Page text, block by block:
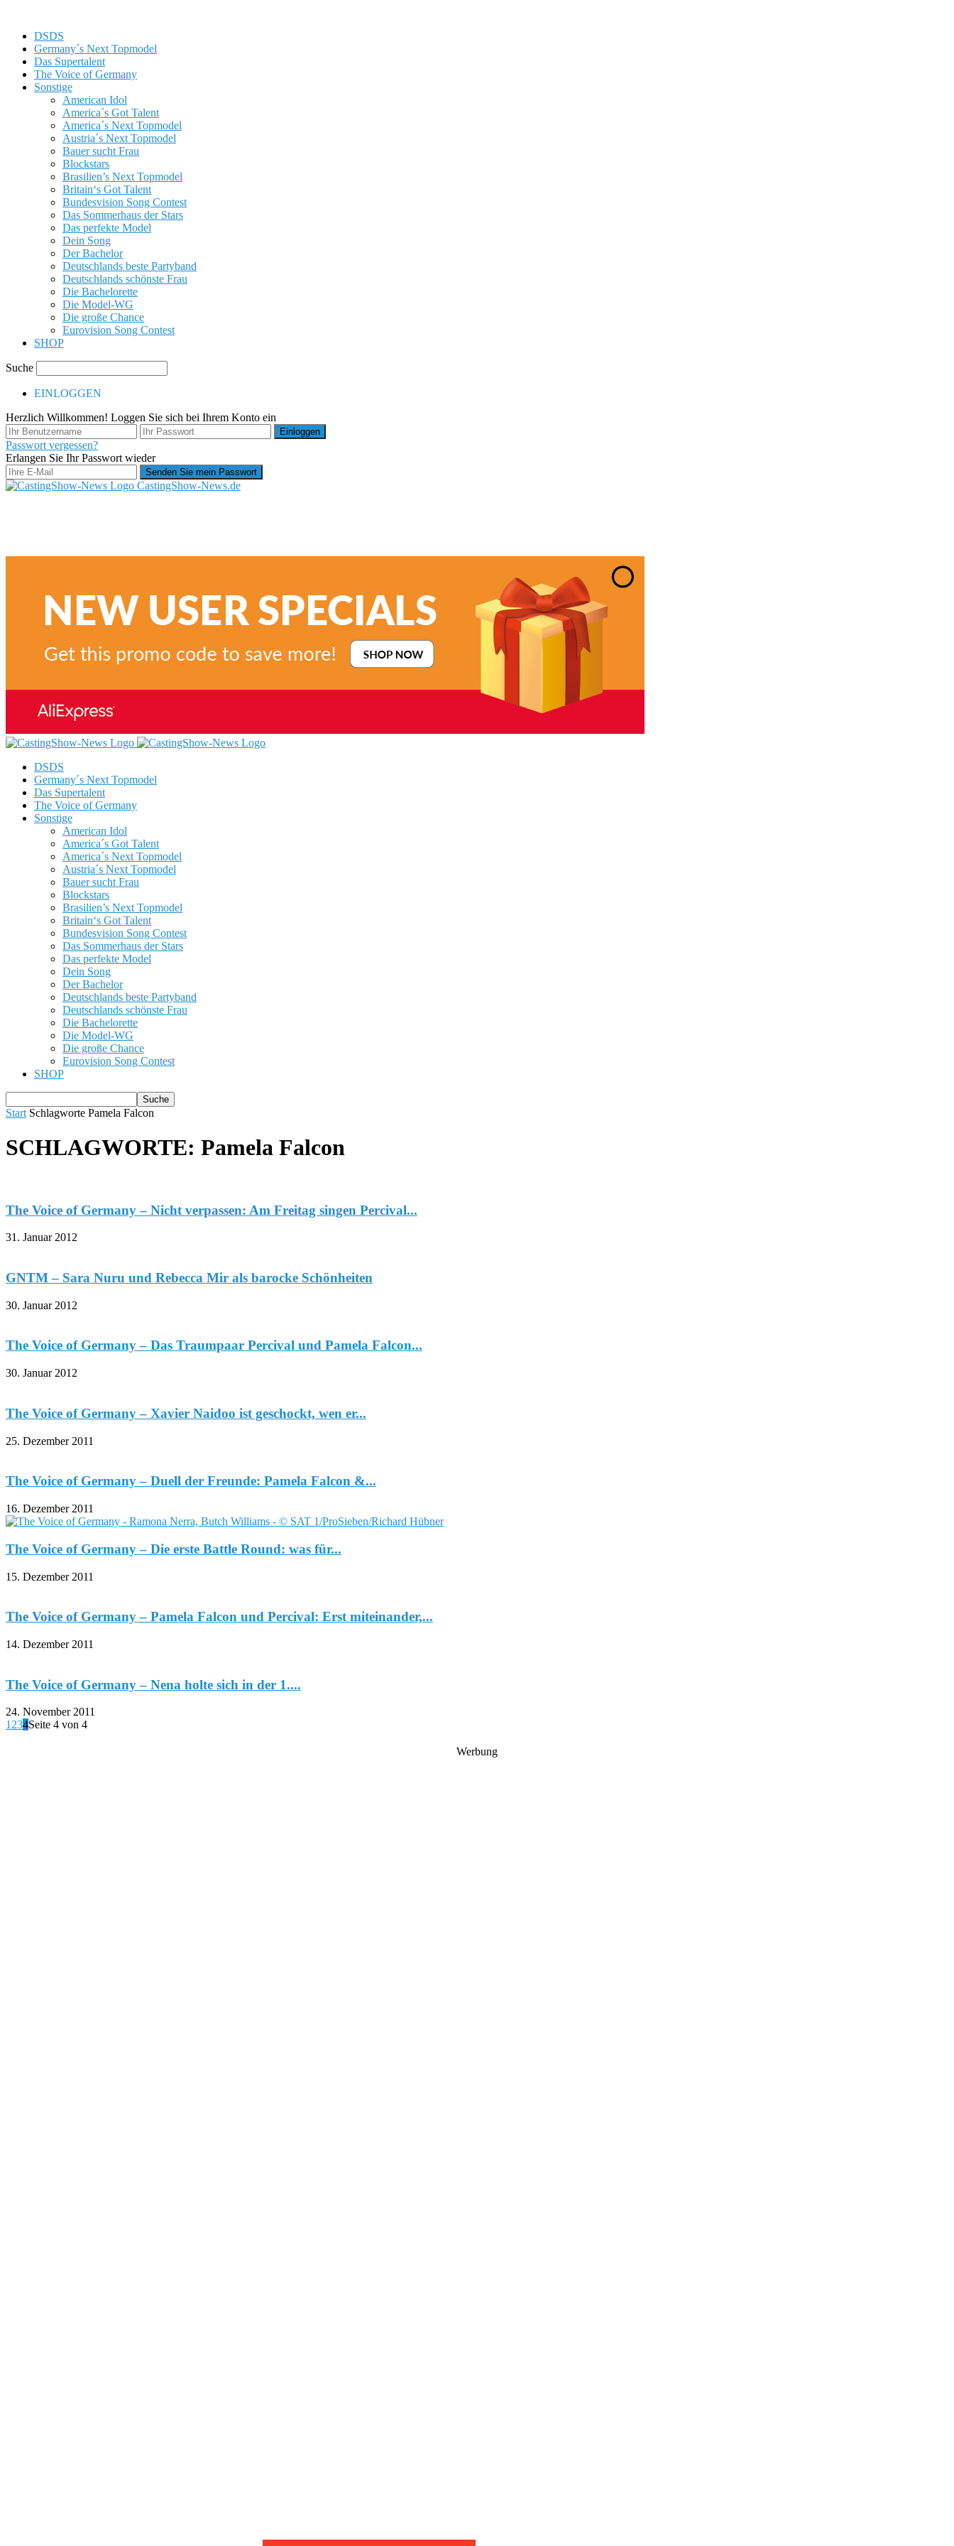
DSDS
Germany´s Next Topmodel
Das Supertalent
The Voice of Germany
Sonstige
American Idol
America´s Got Talent
America´s Next Topmodel
Austria´s Next Topmodel
Bauer sucht Frau
Blockstars
Brasilien’s Next Topmodel
Britain‘s Got Talent
Bundesvision Song Contest
Das Sommerhaus der Stars
Das perfekte Model
Dein Song
Der Bachelor
Deutschlands beste Partyband
Deutschlands schönste Frau
Die Bachelorette
Die Model-WG
Die große Chance
Eurovision Song Contest
SHOP
Suche
EINLOGGEN
Herzlich Willkommen! Loggen Sie sich bei Ihrem Konto ein
Passwort vergessen?
Erlangen Sie Ihr Passwort wieder
CastingShow-News.de
DSDS
Germany´s Next Topmodel
Das Supertalent
The Voice of Germany
Sonstige
American Idol
America´s Got Talent
America´s Next Topmodel
Austria´s Next Topmodel
Bauer sucht Frau
Blockstars
Brasilien’s Next Topmodel
Britain‘s Got Talent
Bundesvision Song Contest
Das Sommerhaus der Stars
Das perfekte Model
Dein Song
Der Bachelor
Deutschlands beste Partyband
Deutschlands schönste Frau
Die Bachelorette
Die Model-WG
Die große Chance
Eurovision Song Contest
SHOP
Start Schlagworte Pamela Falcon
SCHLAGWORTE: Pamela Falcon
The Voice of Germany – Nicht verpassen: Am Freitag singen Percival...
31. Januar 2012
GNTM – Sara Nuru und Rebecca Mir als barocke Schönheiten
30. Januar 2012
The Voice of Germany – Das Traumpaar Percival und Pamela Falcon...
30. Januar 2012
The Voice of Germany – Xavier Naidoo ist geschockt, wen er...
25. Dezember 2011
The Voice of Germany – Duell der Freunde: Pamela Falcon &...
16. Dezember 2011
The Voice of Germany – Die erste Battle Round: was für...
15. Dezember 2011
The Voice of Germany – Pamela Falcon und Percival: Erst miteinander,...
14. Dezember 2011
The Voice of Germany – Nena holte sich in der 1....
24. November 2011
1 234Seite 4 von 4
Werbung